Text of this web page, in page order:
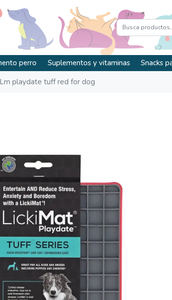
perro Suplementos y vitaminas
Snacks
Lm playdate tuff red for dog